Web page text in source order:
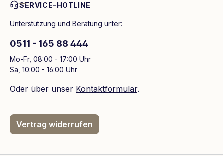
SERVICE-HOTLINE
Unterstützung und Beratung unter:
0511 - 165 88 444
Mo-Fr, 08:00 - 17:00 Uhr
Sa, 10:00 - 16:00 Uhr
Oder über unser Kontaktformular.
Vertrag widerrufen